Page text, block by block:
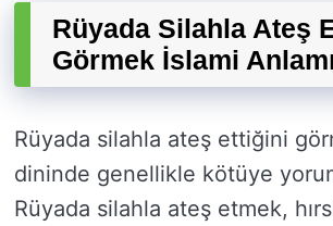
Rüyada Silahla Ateş
Görmek İslami
Rüyada silahla ateş ettiğini
dininde genellikle kötüye
Rüyada silahla ateş etmek,